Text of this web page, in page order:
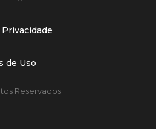
de Uso
Reservados